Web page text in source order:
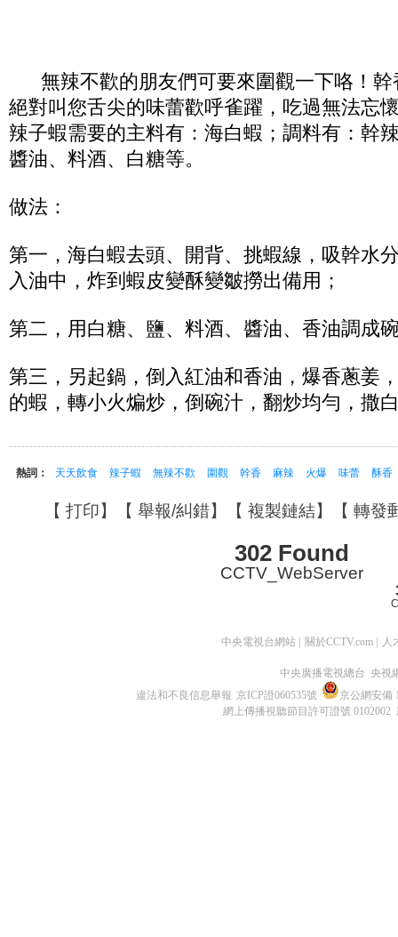
無辣不歡的朋友們可要來圍觀一下咯！幹
絕對叫您舌尖的味蕾歡呼雀躍，吃過無法忘
辣子蝦需要的主料有：海白蝦；調料有：幹
醬油、料酒、白糖等。
做法：
第一，海白蝦去頭、開背、挑蝦線，吸幹水
入油中，炸到蝦皮變酥變皺撈出備用；
第二，用白糖、鹽、料酒、醬油、香油調成
第三，另起鍋，倒入紅油和香油，爆香蔥姜
的蝦，轉小火煸炒，倒碗汁，翻炒均勻，撒
熱詞： 天天飲食 辣子蝦 無辣不歡 圍觀 幹香 麻辣 火爆 味蕾 酥香
【 打印】【 舉報/糾錯】【 複製鏈結】【 轉發
302 Found
CCTV_WebServer
中央電視台網站 關於CCTV.com 人
中央廣播電視總台 央視
違法和不良信息舉報 京ICP證060535號
京公網安備
網上傳播視聽節目許可證號 0102002